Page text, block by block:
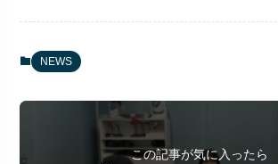
NEWS
この記事が気に入ったら